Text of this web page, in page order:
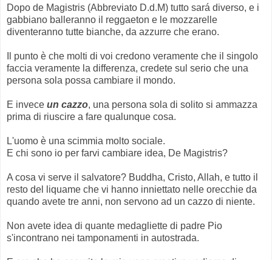
Dopo de Magistris (Abbreviato D.d.M) tutto sará diverso, e i
gabbiano balleranno il reggaeton e le mozzarelle
diventeranno tutte bianche, da azzurre che erano.
Il punto è che molti di voi credono veramente che il singolo
faccia veramente la differenza, credete sul serio che una
persona sola possa cambiare il mondo.
E invece un cazzo, una persona sola di solito si ammazza
prima di riuscire a fare qualunque cosa.
L'uomo è una scimmia molto sociale.
E chi sono io per farvi cambiare idea, De Magistris?
A cosa vi serve il salvatore? Buddha, Cristo, Allah, e tutto il
resto del liquame che vi hanno inniettato nelle orecchie da
quando avete tre anni, non servono ad un cazzo di niente.
Non avete idea di quante medagliette di padre Pio
s'incontrano nei tamponamenti in autostrada.